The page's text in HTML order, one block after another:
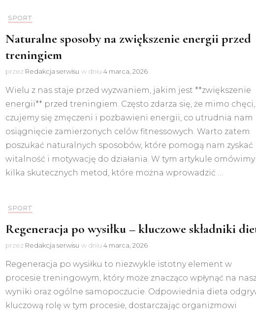
SPORT
Naturalne sposoby na zwiększenie energii przed
treningiem
przez Redakcja serwisu w dniu 4 marca, 2026
Wielu z nas staje przed wyzwaniem, jakim jest **zwiększenie
energii** przed treningiem. Często zdarza się, że mimo chęci,
czujemy się zmęczeni i pozbawieni energii, co utrudnia nam
osiągnięcie zamierzonych celów fitnessowych. Warto zatem
poszukać naturalnych sposobów, które pomogą nam zyskać
witalność i motywację do działania. W tym artykule omówimy
kilka skutecznych metod, które można wprowadzić …
SPORT
Regeneracja po wysiłku – kluczowe składniki
przez Redakcja serwisu w dniu 4 marca, 2026
Regeneracja po wysiłku to niezwykle istotny element w
procesie treningowym, który może znacząco wpłynąć na
wyniki oraz ogólne samopoczucie. Odpowiednia dieta
kluczową rolę w tym procesie, dostarczając organizmowi